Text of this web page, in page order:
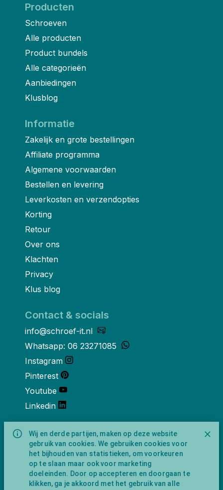
Wij en derde partijen, maken op deze website
gebruik van cookies. We gebruiken cookies voor
het bijhouden van statistieken, om voorkeuren
op te slaan maar ook voor marketing
doeleinden. Door op accepteren en doorgaan te
klikken, ga je akkoord met het gebruik van alle
Producten
Schroeven
Alle producten
Product bundels
Alle categorieën
Aanbiedingen
Klusblog
Informatie
Zakelijk en grote bestellingen
Affiliate programma
Algemene voorwaarden
Bestellen en levering
Leverkosten en verzendopties
Korting
Retour
Over ons
Klachten
Privacy
Klus blog
Contact & socials
info@schroef-it.nl
Whatsapp: 06 23271085
Instagram
Pinterest
Youtube
Linkedin
Over ons
Schroef-it is een handelsnaam van
NewFeather B.V. geregisteerd onder KVK
nummer 91702593 met BTW-
identificatienummer NL865743009B01.